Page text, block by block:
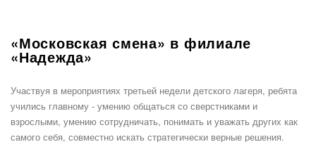
«Московская смена» в филиале
«Надежда»
Участвуя в мероприятиях третьей недели детского лагеря, ребята
учились главному - умению общаться со сверстниками и
взрослыми, умению сотрудничать, понимать и уважать других как
самого себя, совместно искать стратегически верные решения.